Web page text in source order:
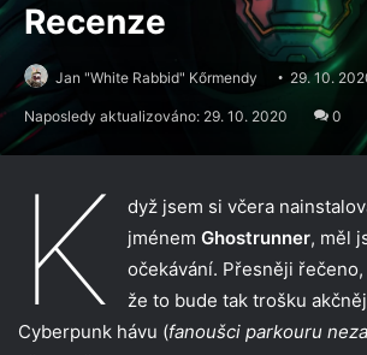
Recenze
Jan "White Rabbid" Kőrmendy 29. 10.
Naposledy aktualizováno: 29. 10. 2020 0
K
dyž jsem si včera
jménem Ghostrunner, měl
očekávání. Přesněji
že to bude tak trošku
Cyberpunk hávu (fanoušci parkouru